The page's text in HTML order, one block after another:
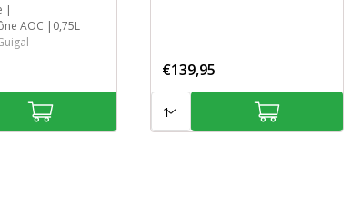
AOC
0,75L
€139,95